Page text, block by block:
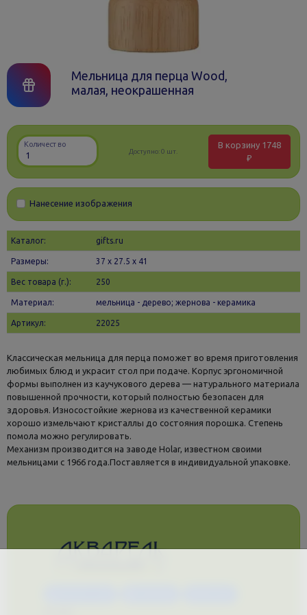
Мельница для перца Wood,
малая, неокрашенная
Количество
Доступно:0 шт.
В корзину 1748
₽
Нанесение изображения
Каталог: gifts.ru
Размеры: 37 х 27.5 x 41
Вес товара (г.): 250
Материал: мельница - дерево; жернова - керамика
Артикул: 22025
Классическая мельница для перца поможет во время приготовления
любимых блюд и украсит стол при подаче. Корпус эргономичной
формы выполнен из каучукового дерева — натурального материала
повышенной прочности, который полностью безопасен для
здоровья. Износостойкие жернова из качественной керамики
хорошо измельчают кристаллы до состояния порошка. Степень
помола можно регулировать.
Механизм производится на заводе Holar, известном своими
мельницами с 1966 года.Поставляется в индивидуальной упаковке.